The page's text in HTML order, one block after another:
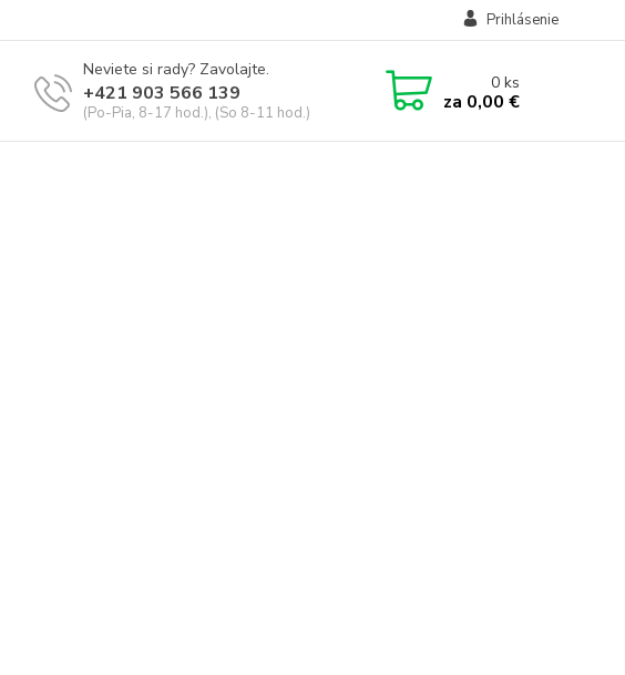
Prihlásenie
Neviete si rady? Zavolajte.
+421 903 566 139
(Po-Pia, 8-17 hod.), (So 8-11 hod.)
0ks
za 0,00 €